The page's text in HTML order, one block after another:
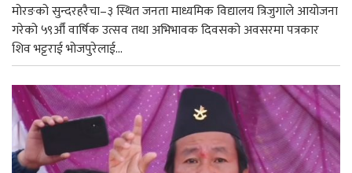
मोरङको सुन्दरहरैचा–३ स्थित जनता माध्यमिक विद्यालय त्रिजुगाले आयोजना
गरेको ५९औँ वार्षिक उत्सव तथा अभिभावक दिवसको अवसरमा पत्रकार
शिव भट्टराई भोजपुरेलाई...